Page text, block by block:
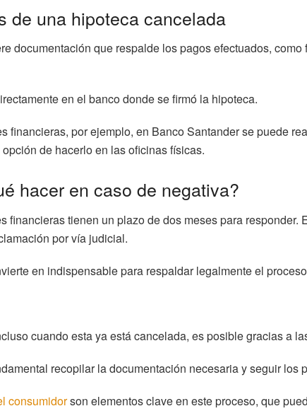
de una hipoteca cancelada
documentación que respalde los pagos efectuados,
en el banco donde se firmó la hipoteca.
financieras, por ejemplo, en Banco Santander se puede
de hacerlo en las oficinas físicas.
hacer en caso de negativa?
financieras tienen un plazo de dos meses para responder.
por vía judicial.
en indispensable para respaldar legalmente el
cuando esta ya está cancelada, es posible gracias a
recopilar la documentación necesaria y seguir los
consumidorson elementos clave en este proceso, que